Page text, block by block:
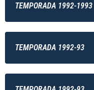
TEMPORADA 1992-1993
TEMPORADA 1992-93